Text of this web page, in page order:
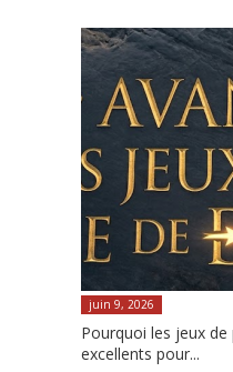
juin 9, 2026
Pourquoi les jeux
excellents pour...